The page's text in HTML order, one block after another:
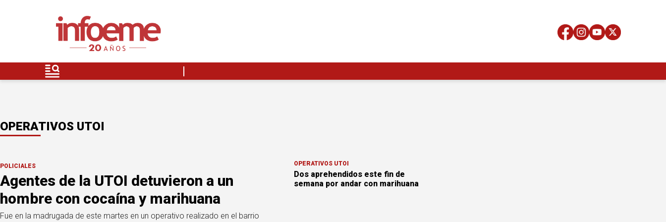
OPERATIVOS UTOI
POLICIALES
Agentes de la UTOI detuvieron a un
hombre con cocaína y marihuana
Fue en la madrugada de este martes en un operativo realizado en el barrio
OPERATIVOS UTOI
Dos aprehendidos este fin de
semana por andar con marihuana